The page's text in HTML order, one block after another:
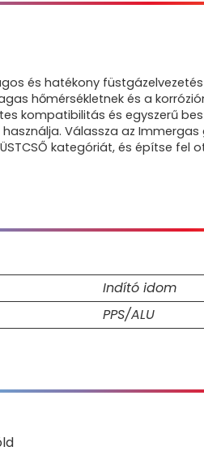
és hatékony
hőmérsékletnek és a
kompatibilitás és egyszerű
Válassza az
kategóriát, és építse fel
Indító idom
PPS/ALU